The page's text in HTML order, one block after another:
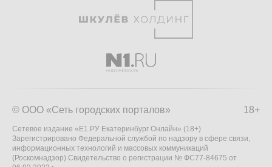
18+
© ООО «Сеть городских порталов»
Сетевое издание «Е1.РУ Екатеринбург Онлайн» (18+)
Зарегистрировано Федеральной службой по надзору в сфере связи,
информационных технологий и массовых коммуникаций
(Роскомнадзор) Свидетельство о регистрации № ФС77-84675 от